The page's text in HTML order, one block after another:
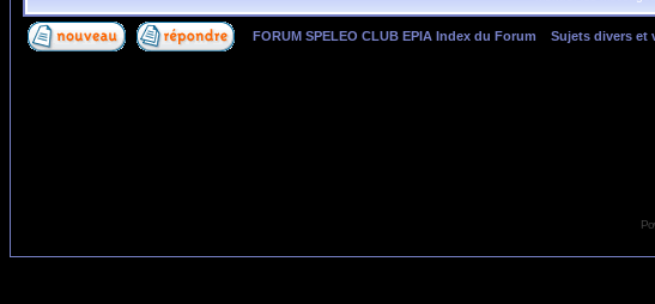
FORUM SPELEO CLUB EPIA Index du Forum Sujets divers et